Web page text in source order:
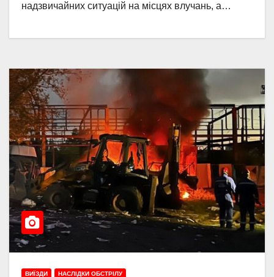
надзвичайних ситуацій на місцях влучань, а…
ВИЇЗДИ НАСЛІДКИ ОБСТРІЛУ